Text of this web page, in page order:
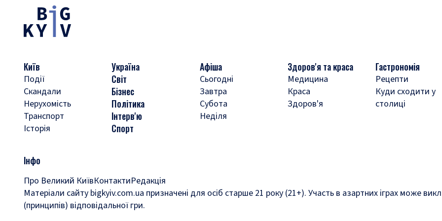
Київ
Події
Скандали
Нерухомість
Транспорт
Історія
Україна
Світ
Бізнес
Політика
Інтерв'ю
Спорт
Афіша
Сьогодні
Завтра
Субота
Неділя
Здоров'я та краса
Медицина
Краса
Здоров'я
Гастрономія
Рецепти
Куди сходити у
столиці
Інфо
Про Великий КиївКонтактиРедакція
Матеріали сайту bigkyiv.com.ua призначені для осіб старше 21 року (21+). Участь в азартних іграх може
(принципів) відповідальної гри.